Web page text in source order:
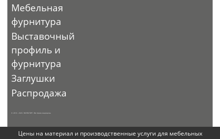
Мебельная
фурнитура
Выставочный
профиль и
фурнитура
Заглушки
Распродажа
© 2010 - 2026. ЭКСПО-ТОРГ. Все права защищены.
Цены на материал и производственные услуги для мебельных